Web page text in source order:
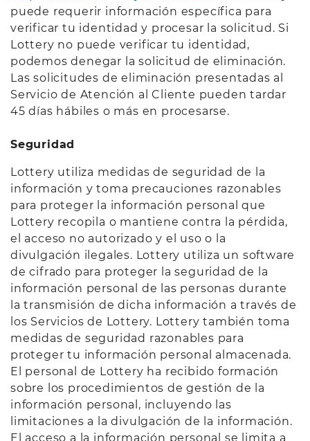
puede requerir información específica para
verificar tu identidad y procesar la solicitud. Si
Lottery no puede verificar tu identidad,
podemos denegar la solicitud de eliminación.
Las solicitudes de eliminación presentadas al
Servicio de Atención al Cliente pueden tardar
45 días hábiles o más en procesarse.
Seguridad
Lottery utiliza medidas de seguridad de la
información y toma precauciones razonables
para proteger la información personal que
Lottery recopila o mantiene contra la pérdida,
el acceso no autorizado y el uso o la
divulgación ilegales. Lottery utiliza un software
de cifrado para proteger la seguridad de la
información personal de las personas durante
la transmisión de dicha información a través de
los Servicios de Lottery. Lottery también toma
medidas de seguridad razonables para
proteger tu información personal almacenada.
El personal de Lottery ha recibido formación
sobre los procedimientos de gestión de la
información personal, incluyendo las
limitaciones a la divulgación de la información.
El acceso a la información personal se limita a